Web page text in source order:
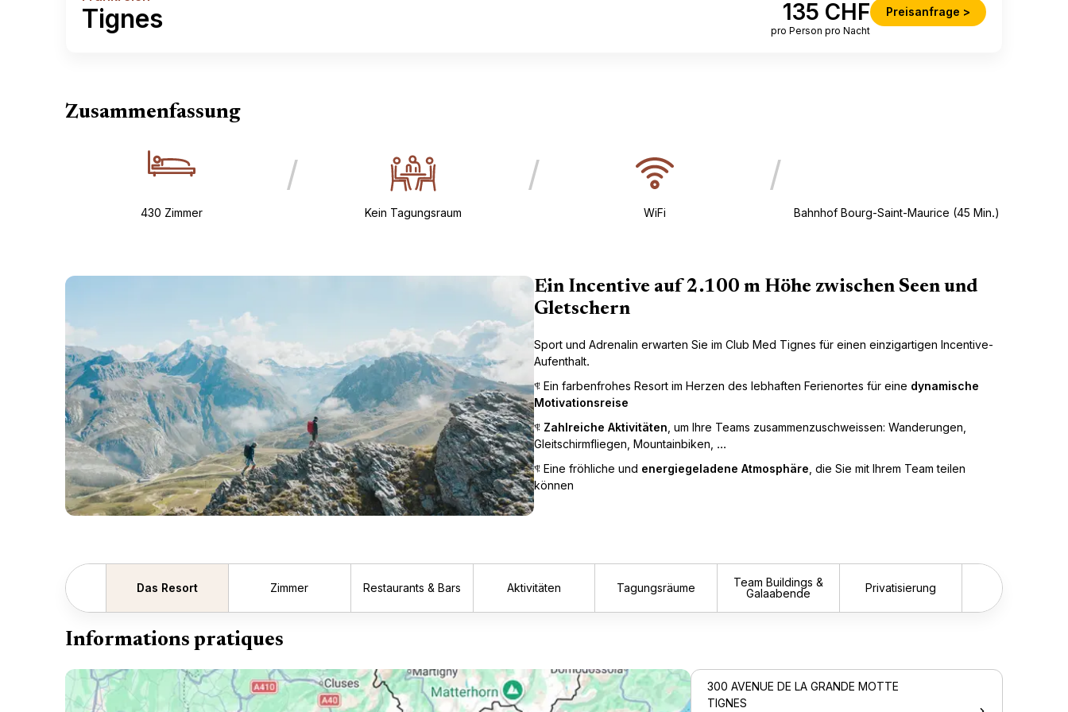
Tignes 135 CHF
pro Person pro Nacht
Preisanfrage >
Zusammenfassung
430 Zimmer
/
Kein Tagungsraum
/
WiFi
/
Bahnhof Bourg-Saint-Maurice (45 Min.)
Ein Incentive auf 2.100 m Höhe zwischen Seen und
Gletschern
Sport und Adrenalin erwarten Sie im Club Med Tignes für einen einzigartigen Incentive-
Aufenthalt.
§ Ein farbenfrohes Resort im Herzen des lebhaften Ferienortes für eine dynamische
Motivationsreise
§ Zahlreiche Aktivitäten , um Ihre Teams zusammenzuschweissen: Wanderungen,
Gleitschirmfliegen, Mountainbiken, ...
§ Eine fröhliche und energiegeladene Atmosphäre , die Sie mit Ihrem Team teilen
können
Das Resort Zimmer Restaurants & Bars Aktivitäten Tagungsräume
Team Buildings &
Galaabende
Privatisierung
Zurück scrollen
Informations pratiques
300 AVENUE DE LA GRANDE MOTTE
TIGNES